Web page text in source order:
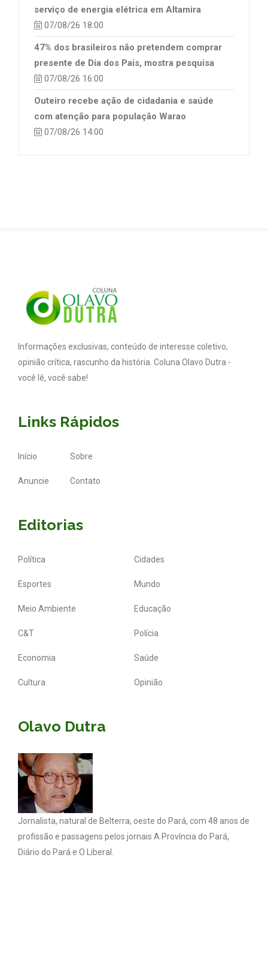
serviço de energia elétrica em Altamira
07/08/26 18:00
47% dos brasileiros não pretendem comprar
presente de Dia dos Pais, mostra pesquisa
07/08/26 16:00
Outeiro recebe ação de cidadania e saúde
com atenção para população Warao
07/08/26 14:00
Informações exclusivas, conteúdo de interesse coletivo,
opinião crítica, rascunho da história. Coluna Olavo Dutra -
você lê, você sabe!
Links Rápidos
Início Sobre
Anuncie Contato
Editorias
Política Cidades
Esportes Mundo
Meio Ambiente Educação
C&T Polícia
Economia Saúde
Cultura Opinião
Olavo Dutra
Jornalista, natural de Belterra, oeste do Pará, com 48 anos de
profissão e passagens pelos jornais A Província do Pará,
Diário do Pará e O Liberal.